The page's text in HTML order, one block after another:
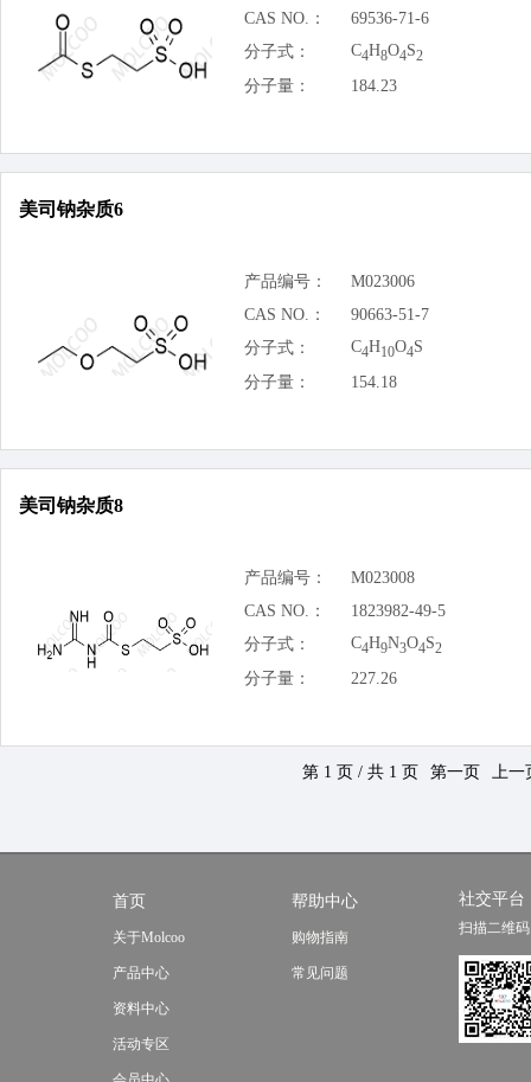
CAS NO.：
69536-71-6
分子式：
C4H8O4S2
分子量： 184.23
美司钠杂质6
产品编号：
M023006
CAS NO.：
90663-51-7
分子式：
C4H10O4S
分子量：
154.18
美司钠杂质8
产品编号：
M023008
CAS NO.：
1823982-49-5
分子式：
C4H9N3O4S2
分子量： 227.26
第 1 页 / 共 1 页 第一页 上一
首页
关于Molcoo
产品中心
资料中心
活动专区
帮助中心
购物指南
常见问题
社交平台
扫描二维